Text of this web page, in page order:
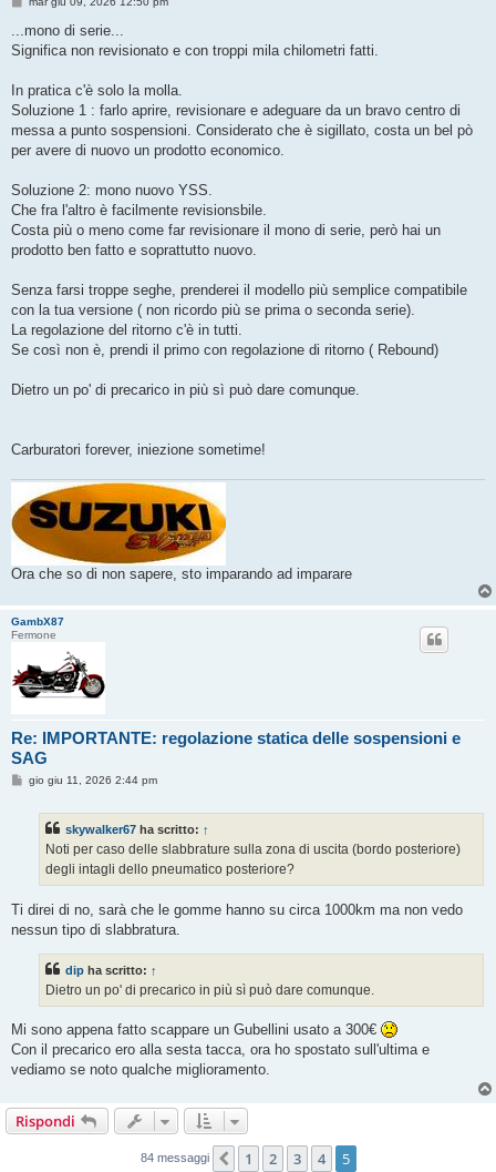
s
a
o
...mono di serie...
Significa non revisionato e con troppi mila chilometri fatti.
In pratica c'è solo la molla.
Soluzione 1 : farlo aprire, revisionare e adeguare da un bravo centro di
messa a punto sospensioni. Considerato che è sigillato, costa un bel pò
per avere di nuovo un prodotto economico.
Soluzione 2: mono nuovo YSS.
Che fra l'altro è facilmente revisionsbile.
Costa più o meno come far revisionare il mono di serie, però hai un
prodotto ben fatto e soprattutto nuovo.
Senza farsi troppe seghe, prenderei il modello più semplice compatibile
con la tua versione ( non ricordo più se prima o seconda serie).
La regolazione del ritorno c'è in tutti.
Se così non è, prendi il primo con regolazione di ritorno ( Rebound)
Dietro un po' di precarico in più sì può dare comunque.
Carburatori forever, iniezione sometime!
Ora che so di non sapere, sto imparando ad imparare
GambX87
Fermone
Re: IMPORTANTE: regolazione statica delle sospensioni e
SAG
Mgio giu 11, 2026 2:44 pm
skywalker67 ha scritto: ↑
Noti per caso delle slabbrature sulla zona di uscita (bordo posteriore)
degli intagli dello pneumatico posteriore?
Ti direi di no, sarà che le gomme hanno su circa 1000km ma non vedo
nessun tipo di slabbratura.
dip ha scritto: ↑
Dietro un po' di precarico in più sì può dare comunque.
Mi sono appena fatto scappare un Gubellini usato a 300€
Con il precarico ero alla sesta tacca, ora ho spostato sull'ultima e
vediamo se noto qualche miglioramento.
Rispondi
84 messaggi Precedente
1 2 3 4 5